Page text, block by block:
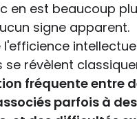
en est beaucoup
signe apparent.
l'efficience
se révèlent
fréquente entre
parfois à